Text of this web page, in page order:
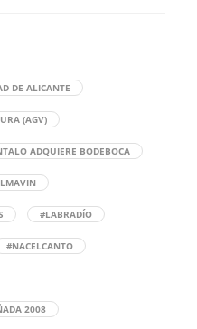
DE ALICANTE
(AGV)
ADQUIERE BODEBOCA
#LABRADÍO
#NACELCANTO
2008